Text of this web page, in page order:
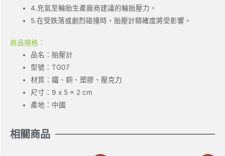
4.充氣至輪胎生產廠商建議的輪胎壓力。
5.在受跌落或劇烈碰撞時，胎壓計精確度將受影響。
商品規格：
品名：胎壓計
型號：TG07
材質：鐵、銅、塑膠、壓克力
尺寸：9 x 5 x 2 cm
產地：中國
相關商品